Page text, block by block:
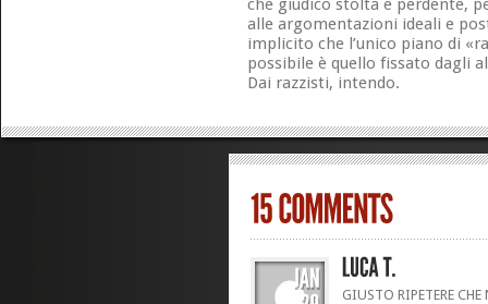
che giudico stolta e perdente,
alle argomentazioni ideali e
implicito che l’unico piano di
possibile è quello fissato dagli
Dai razzisti, intendo.
GIUSTO RIPETERE